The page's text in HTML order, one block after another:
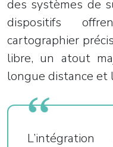
des systèmes de
dispositifs
cartographier
libre, un atout
longue distance et